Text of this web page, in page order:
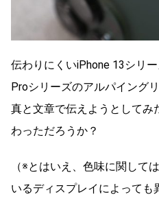
伝わりにくいiPhone 13シリ
Proシリーズのアルパイング
真と文章で伝えようとして
わっただろうか？
（※とはいえ、色味に関して
いるディスプレイによって